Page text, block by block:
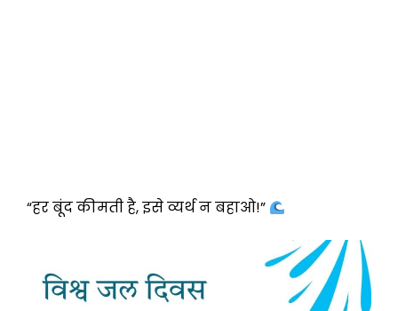
“हर बूंद कीमती है, इसे व्यर्थ न बहाओ!”